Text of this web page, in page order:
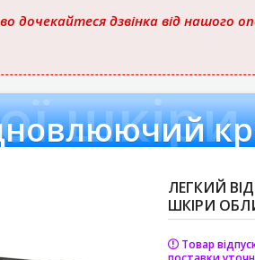
дочекайтеся дзвінка від нашого
ЛЕГКИЙ
ШКІРИ
Товар